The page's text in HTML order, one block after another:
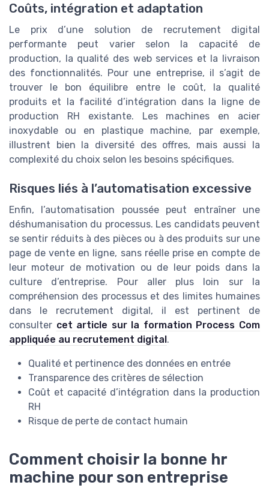
Coûts, intégration et adaptation
Le prix d’une solution de recrutement digital
performante peut varier selon la capacité de
production, la qualité des web services et la livraison
des fonctionnalités. Pour une entreprise, il s’agit de
trouver le bon équilibre entre le coût, la qualité
produits et la facilité d’intégration dans la ligne de
production RH existante. Les machines en acier
inoxydable ou en plastique machine, par exemple,
illustrent bien la diversité des offres, mais aussi la
complexité du choix selon les besoins spécifiques.
Risques liés à l’automatisation excessive
Enfin, l’automatisation poussée peut entraîner une
déshumanisation du processus. Les candidats peuvent
se sentir réduits à des pièces ou à des produits sur une
page de vente en ligne, sans réelle prise en compte de
leur moteur de motivation ou de leur poids dans la
culture d’entreprise. Pour aller plus loin sur la
compréhension des processus et des limites humaines
dans le recrutement digital, il est pertinent de
consulter cet article sur la formation Process Com
appliquée au recrutement digital .
Qualité et pertinence des données en entrée
Transparence des critères de sélection
Coût et capacité d’intégration dans la production
RH
Risque de perte de contact humain
Comment choisir la bonne hr
machine pour son entreprise